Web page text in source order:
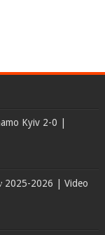
Kyiv 2-0 |
2025-2026 | Video